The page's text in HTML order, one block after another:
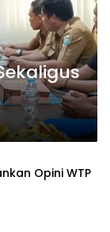
Opini WTP